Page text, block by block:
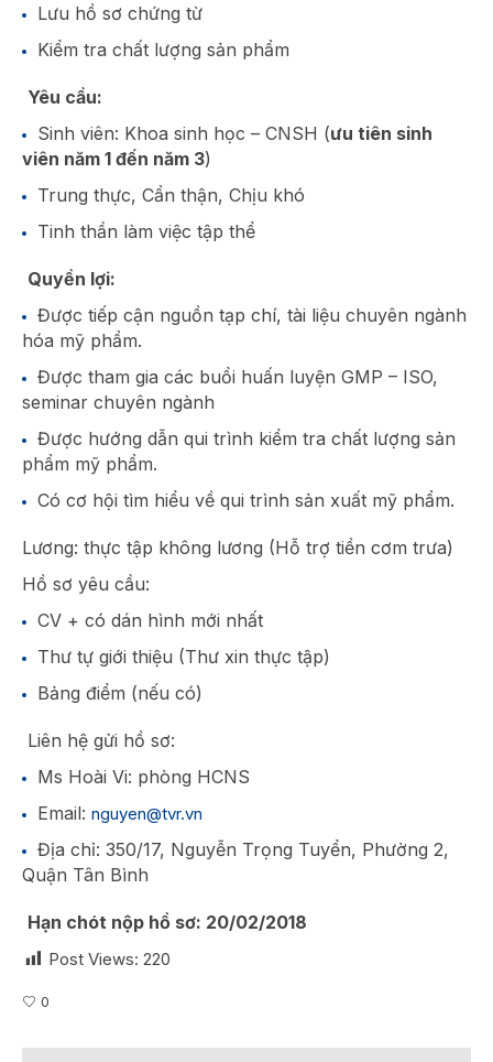
Lưu hồ sơ chứng từ
Kiểm tra chất lượng sản phẩm
Yêu cầu:
Sinh viên: Khoa sinh học – CNSH (ưu tiên sinh
viên năm 1 đến năm 3)
Trung thực, Cẩn thận, Chịu khó
Tinh thần làm việc tập thể
Quyền lợi:
Được tiếp cận nguồn tạp chí, tài liệu chuyên ngành
hóa mỹ phẩm.
Được tham gia các buổi huấn luyện GMP – ISO,
seminar chuyên ngành
Được hướng dẫn qui trình kiểm tra chất lượng sản
phẩm mỹ phẩm.
Có cơ hội tìm hiểu về qui trình sản xuất mỹ phẩm.
Lương: thực tập không lương (Hỗ trợ tiền cơm trưa)
Hồ sơ yêu cầu:
CV + có dán hình mới nhất
Thư tự giới thiệu (Thư xin thực tập)
Bảng điểm (nếu có)
Liên hệ gửi hồ sơ:
Ms Hoài Vi: phòng HCNS
Email: nguyen@tvr.vn
Địa chỉ: 350/17, Nguyễn Trọng Tuyển, Phường 2,
Quận Tân Bình
Hạn chót nộp hồ sơ: 20/02/2018
Post Views: 220
0